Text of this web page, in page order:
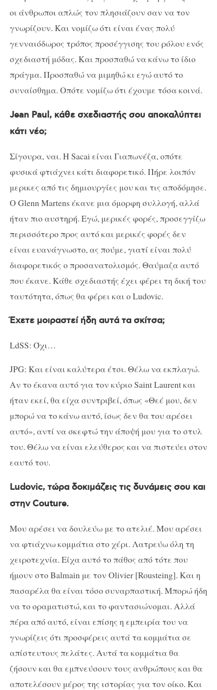
οι άνθρωποι απλώς τον πλησιάζουν σαν να τον
γνωρίζουν. Και νομίζω ότι είναι ένας πολύ
γενναιόδωρος τρόπος προσέγγισης του ρόλου ενός
σχεδιαστή μόδας. Και προσπαθώ να κάνω το ίδιο
πράγμα. Προσπαθώ να μιμηθώ κι εγώ αυτό το
συναίσθημα. Οπότε νομίζω ότι έχουμε τόσα κοινά.
Jean Paul, κάθε σχεδιαστής σου αποκαλύπτει
κάτι νέο;
Σίγουρα, ναι. Η Sacai είναι Γιαπωνέζα, οπότε
φυσικά φτιάχνει κάτι διαφορετικό. Πήρε λοιπόν
μερικες από τις δημιουργίες μου και τις αποδόμησε.
Ο Glenn Martens έκανε μια όμορφη συλλογή, αλλά
ήταν πιο αυστηρή. Εγώ, μερικές φορές, προσεγγίζω
περισσότερο προς αυτό και μερικές φορές δεν
είναι ευανάγνωστο, ας πούμε, γιατί είναι πολύ
διαφορετικός ο προσανατολισμός. Θαύμαζα αυτό
που έκανε. Κάθε σχεδιαστής έχει φέρει τη δική του
ταυτότητα, όπως θα φέρει και ο Ludovic.
Έχετε μοιραστεί ήδη αυτά τα σκίτσα;
LdSS: Όχι…
JPG: Και είναι καλύτερα έτσι. Θέλω να εκπλαγώ.
Αν το έκανα αυτό για τον κύριο Saint Laurent και
ήταν εκεί, θα είχα συντριβεί, όπως «Θεέ μου, δεν
μπορώ να το κάνω αυτό, ίσως δεν θα του αρέσει
αυτό», αντί να σκεφτώ την άποψή μου για το στυλ
του. Θέλω να είναι ελεύθερος και να πιστεύει στον
εαυτό του.
Ludovic, τώρα δοκιμάζεις τις δυνάμεις σου και
στην Couture.
Μου αρέσει να δουλεύω με το ατελιέ. Μου αρέσει
να φτιάχνω κομμάτια στο χέρι. Λατρεύω όλη τη
χειροτεχνία. Είχα αυτό το πάθος από τότε που
ήμουν στο Balmain με τον Olivier [Rousteing]. Και η
πασαρέλα θα είναι τόσο συναρπαστική. Μπορώ ήδη
να το οραματιστώ, και το φαντασιώνομαι. Αλλά
πέρα ​​από αυτό, είναι επίσης η εμπειρία του να
γνωρίζεις ότι προσφέρεις αυτά τα κομμάτια σε
απίστευτους πελάτες. Αυτά τα κομμάτια θα
ζήσουν και θα εμπνεύσουν τους ανθρώπους και θα
αποτελέσουν μέρος της ιστορίας για τον οίκο. Και